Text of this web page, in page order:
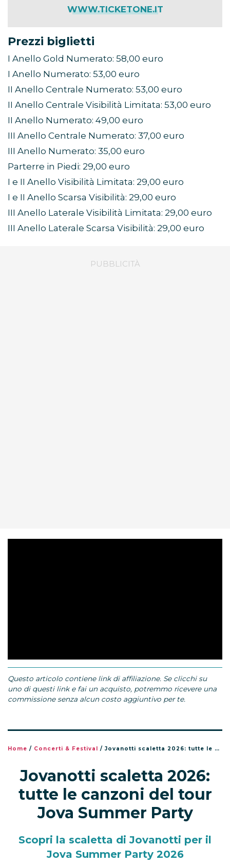
WWW.TICKETONE.IT
Prezzi biglietti
I Anello Gold Numerato: 58,00 euro
I Anello Numerato: 53,00 euro
II Anello Centrale Numerato: 53,00 euro
II Anello Centrale Visibilità Limitata: 53,00 euro
II Anello Numerato: 49,00 euro
III Anello Centrale Numerato: 37,00 euro
III Anello Numerato: 35,00 euro
Parterre in Piedi: 29,00 euro
I e II Anello Visibilità Limitata: 29,00 euro
I e II Anello Scarsa Visibilità: 29,00 euro
III Anello Laterale Visibilità Limitata: 29,00 euro
III Anello Laterale Scarsa Visibilità: 29,00 euro
Questo articolo contiene link di affiliazione. Se clicchi su
uno di questi link e fai un acquisto, potremmo ricevere una
commissione senza alcun costo aggiuntivo per te.
Home / Concerti & Festival / Jovanotti scaletta 2026: tutte le canzoni del tour Jova Summer Party
Jovanotti scaletta 2026:
tutte le canzoni del tour
Jova Summer Party
Scopri la scaletta di Jovanotti per il
Jova Summer Party 2026